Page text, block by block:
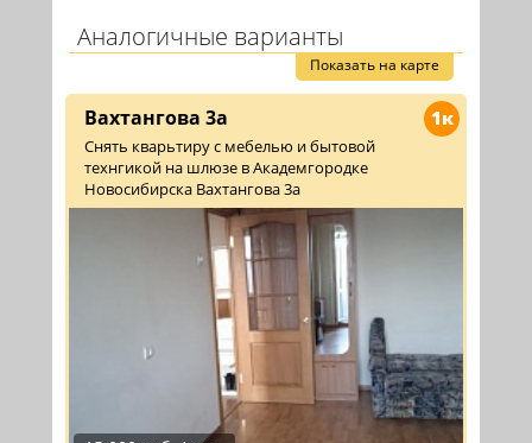
Аналогичные варианты
Показать на карте
1к
Вахтангова 3а
Снять кварьтиру с мебелью и бытовой
технгикой на шлюзе в Академгородке
Новосибирска Вахтангова 3а